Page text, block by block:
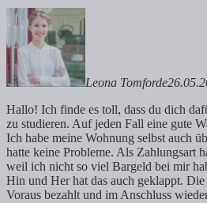
Leona Tomforde
Hallo! Ich finde es toll, dass du dich
zu studieren. Auf jeden Fall eine gute
Ich habe meine Wohnung selbst auch
hatte keine Probleme. Als Zahlungsart
weil ich nicht so viel Bargeld bei mir
Hin und Her hat das auch geklappt.
Voraus bezahlt und im Anschluss